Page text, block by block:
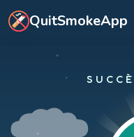
Aller au contenu principal
QuitSmokeApp